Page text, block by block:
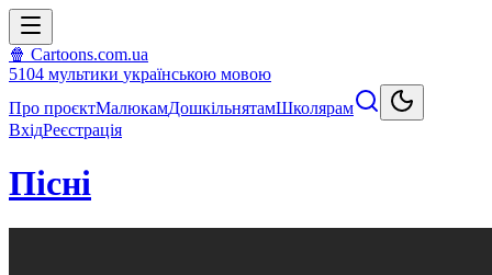
🍿 Cartoons.com.ua
5104 мультики українською мовою
Про проєктМалюкамДошкільнятамШколярам
ВхідРеєстрація
Пісні